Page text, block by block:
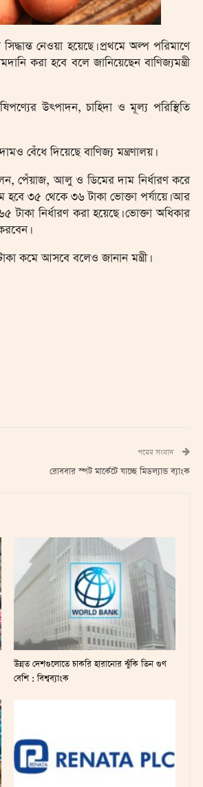
নেওয়া হয়েছে। প্রথমে অল্প পরিমাণে
করা হবে বলে জানিয়েছেন বাণিজ্যমন্ত্রী
উৎপাদন, চাহিদা ও মূল্য পরিস্থিতি
বেঁধে দিয়েছে বাণিজ্য মন্ত্রণালয়।
পেঁয়াজ, আলু ও ডিমের দাম নির্ধারণ করে
৩৫ থেকে ৩৬ টাকা ভোক্তা পর্যায়ে। আর
নির্ধারণ করা হয়েছে। ভোক্তা অধিকার
কমে আসবে বলেও জানান মন্ত্রী।
পরের সংবাদ
রোববার স্পট মার্কেটে যাচ্ছে মিডল্যান্ড ব্যাংক
উন্নত দেশগুলোতে চাকরি হারানোর ঝুঁকি তিন গুণ
বেশি : বিশ্বব্যাংক